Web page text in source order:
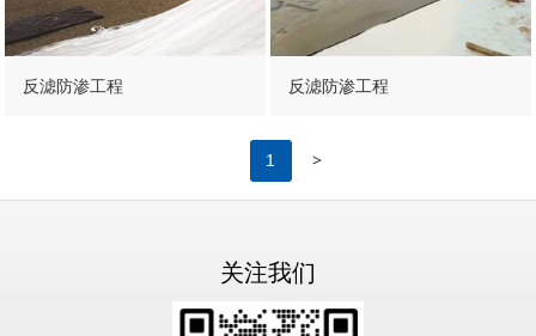
反滤防渗工程 反滤防渗工程
1 >
关注我们